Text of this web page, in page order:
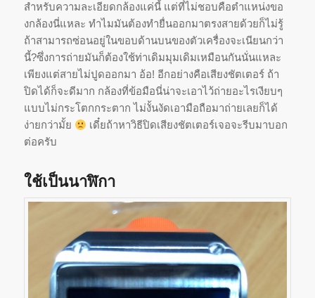
สำหรับความละเอียดกล้องแค่นี้ แต่ที่ไม่ชอบคือตำแหน่งขอ
งกล้องนี่แหละ ทำไมมันต้องทำยื่นออกมาตรงสายด้วยก็ไม่รู้
ถ้าสามารถซ่อนอยู่ในขอบด้านบนของตัวเครื่องจะเนียนกว่า
นี้?ซึ่งการถ่ายมันก็ต้องใช้ท่าเดิมมุมเดิมเหมือนกันนั่นแหละ
เพียงแต่สายไม่ปูดออกมา อ้อ! อีกอย่างคือเสียงชัตเตอร์ ถ้า
ปิดได้ก็จะดีมาก กล้องที่ข้อมือนี่น่าจะเอาไว้ถ่ายอะไรเงียบๆ
แบบไม่กระโตกกระตาก ไม่งั้นงัดเอามือถือมาถ่ายเลยก็ได้
ง่ายกว่ามั้ย
เดี๋ยถ้าหาวิธีปิดเสียงชัตเตอร์เจอจะรีบมาบอก
ต่อครับ
ใช้เป็นนาฬิกา